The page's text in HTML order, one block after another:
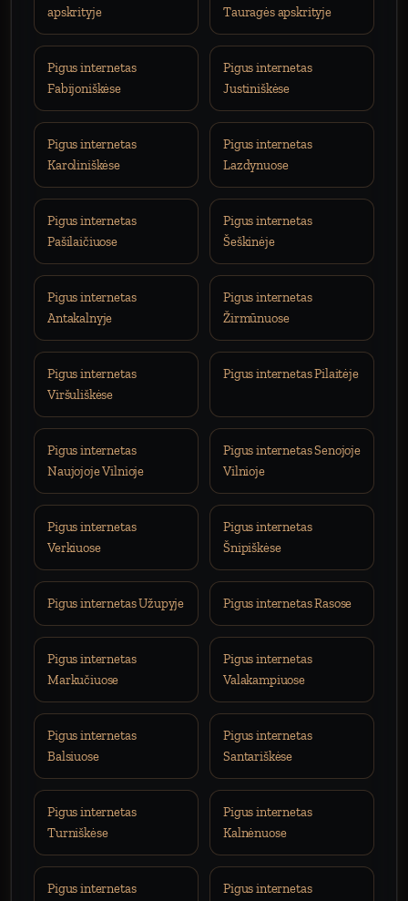
apskrityje
Tauragės apskrityje
Pigus internetas
Fabijoniškėse
Pigus internetas
Justiniškėse
Pigus internetas
Karoliniškėse
Pigus internetas
Lazdynuose
Pigus internetas
Pašilaičiuose
Pigus internetas
Šeškinėje
Pigus internetas
Antakalnyje
Pigus internetas
Žirmūnuose
Pigus internetas
Viršuliškėse
Pigus internetas Pilaitėje
Pigus internetas
Naujojoje Vilnioje
Pigus internetas Senojoje
Vilnioje
Pigus internetas
Verkiuose
Pigus internetas
Šnipiškėse
Pigus internetas Užupyje Pigus internetas Rasose
Pigus internetas
Markučiuose
Pigus internetas
Valakampiuose
Pigus internetas
Balsiuose
Pigus internetas
Santariškėse
Pigus internetas
Turniškėse
Pigus internetas
Kalnėnuose
Pigus internetas Pigus internetas